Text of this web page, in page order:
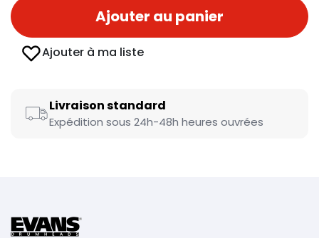
Ajouter au panier
Ajouter à ma liste
Livraison standard
Expédition sous 24h-48h heures ouvrées